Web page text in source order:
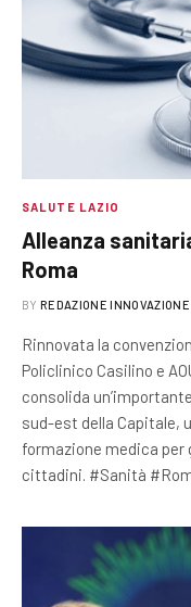
SALUTE LAZIO
Alleanza
Roma
BY REDAZIONE
Rinnovata la
Policlinico Casilino e
consolida
sud-est della Capitale,
formazione medica per
cittadini. #Sanità